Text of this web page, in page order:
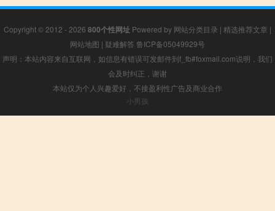
Copyright © 2012 - 2026 800个性网址 Powered by 网站分类目录 | 精选推荐文章 |
网站地图 | 疑难解答 鲁ICP备05049929号
声明：本站内容来自互联网，如信息有错误可发邮件到f_fb#foxmail.com说明，我们
会及时纠正，谢谢
本站仅为个人兴趣爱好，不接盈利性广告及商业合作
小男孩